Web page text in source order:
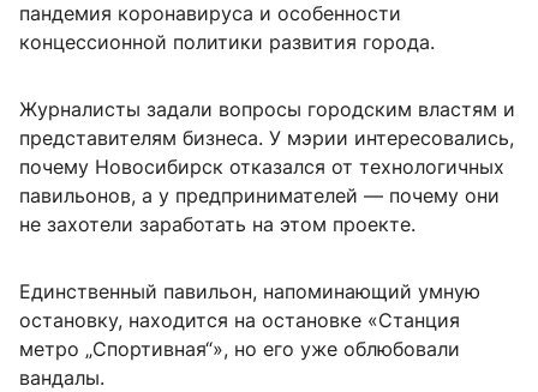
пандемия коронавируса и особенности
концессионной политики развития города.
Журналисты задали вопросы городским властям и
представителям бизнеса. У мэрии интересовались,
почему Новосибирск отказался от технологичных
павильонов, а у предпринимателей — почему они
не захотели заработать на этом проекте.
Единственный павильон, напоминающий умную
остановку, находится на остановке «Станция
метро „Спортивная“», но его уже облюбовали
вандалы.